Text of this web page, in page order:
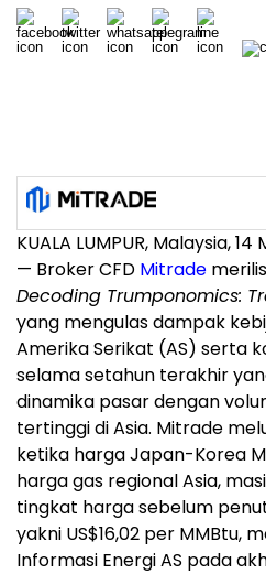
KUALA LUMPUR, Malaysia,
— Broker CFD Mitrade merilis
Decoding Trumponomics:
yang mengulas dampak
Amerika Serikat (AS) serta
selama setahun terakhir
dinamika pasar dengan
tertinggi di Asia. Mitrade
ketika harga Japan-Korea
harga gas regional Asia,
tingkat harga sebelum
yakni US$16,02 per MMBtu,
Informasi Energi AS pada